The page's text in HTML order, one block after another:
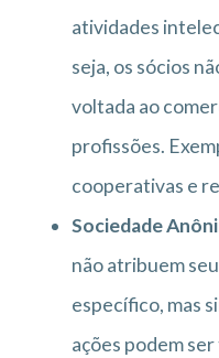
atividades
seja, os sócios
voltada ao
profissões.
cooperativas e
Sociedade
não atribuem
específico, mas
ações podem